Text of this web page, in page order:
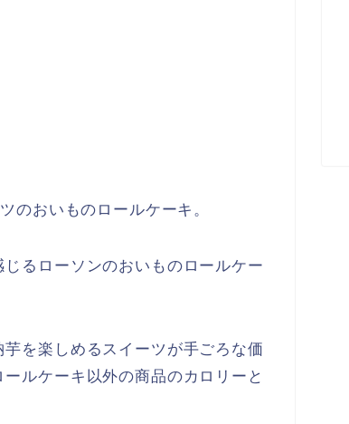
のおいものロールケーキ。
るローソンのおいものロールケー
を楽しめるスイーツが手ごろな価
ルケーキ以外の商品のカロリーと